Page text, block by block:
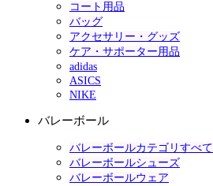
コート用品
バッグ
アクセサリー・グッズ
ケア・サポーター用品
adidas
ASICS
NIKE
バレーボール
バレーボールカテゴリすべて
バレーボールシューズ
バレーボールウェア